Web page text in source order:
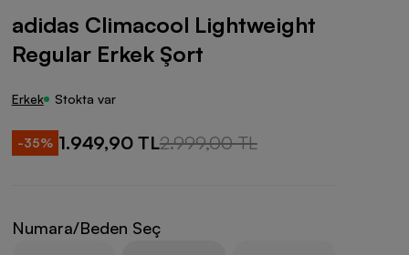
Lightweight Regular Erkek Şort
adidas Climacool Lightweight
Regular Erkek Şort
Erkek Stokta var
-35% 1.949,90 TL2.999,00 TL
Numara/Beden Seç